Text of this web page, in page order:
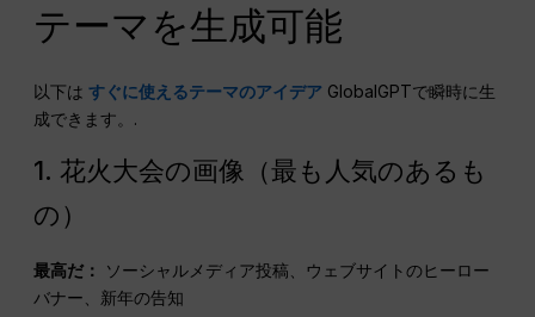
テーマを生成可能
以下はすぐに使えるテーマのアイデア GlobalGPTで瞬時に生
成できます。.
1. 花火大会の画像（最も人気のあるも
の）
最高だ：
ソーシャルメディア投稿、ウェブサイトのヒーロー
バナー、新年の告知